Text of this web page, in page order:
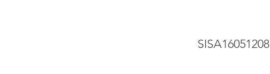
SISA16051208